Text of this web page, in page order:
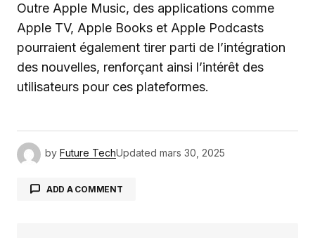
Outre Apple Music, des applications comme
Apple TV, Apple Books et Apple Podcasts
pourraient également tirer parti de l’intégration
des nouvelles, renforçant ainsi l’intérêt des
utilisateurs pour ces plateformes.
by Future TechUpdated mars 30, 2025
ADD A COMMENT